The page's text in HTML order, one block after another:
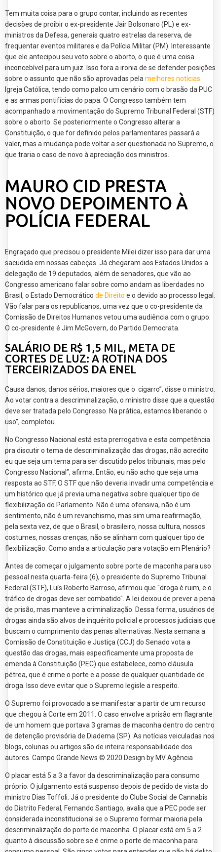
Tem muita coisa para o grupo contar, incluindo as recentes
decisões de proibir o ex-presidente Jair Bolsonaro (PL) e ex-
ministros da Defesa, generais quatro estrelas da reserva, de
frequentar eventos militares e da Polícia Militar (PM). Interessante
que ele antecipou seu voto sobre o aborto, o que é uma coisa
inconcebível para um juiz. Isso fora a ironia de se defender posições
sobre o assunto que não são aprovadas pela melhores notícias
Igreja Católica, tendo como palco um cenário com o brasão da PUC
e as armas pontifícias do papa. O Congresso também tem
acompanhado a movimentação do Supremo Tribunal Federal (STF)
sobre o aborto. Se posteriormente o Congresso alterar a
Constituição, o que for definido pelos parlamentares passará a
valer, mas a mudança pode voltar a ser questionada no Supremo, o
que traria o caso de novo à apreciação dos ministros.
MAURO CID PRESTA
NOVO DEPOIMENTO À
POLÍCIA FEDERAL
Engraçado que precisou o presidente Milei dizer isso para dar uma
sacudida em nossas cabeças. Já chegaram aos Estados Unidos a
delegação de 19 deputados, além de senadores, que vão ao
Congresso americano falar sobre como andam as liberdades no
Brasil, o Estado Democrático de Direito e o devido ao processo legal.
Vão falar para os republicanos, uma vez que o co-presidente da
Comissão de Direitos Humanos vetou uma audiência com o grupo.
O co-presidente é Jim McGovern, do Partido Democrata.
SALÁRIO DE R$ 1,5 MIL, META DE
CORTES DE LUZ: A ROTINA DOS
TERCEIRIZADOS DA ENEL
Causa danos, danos sérios, maiores que o cigarro”, disse o ministro.
Ao votar contra a descriminalização, o ministro disse que a questão
deve ser tratada pelo Congresso. Na prática, estamos liberando o
uso”, completou.
No Congresso Nacional está esta prerrogativa e esta competência
pra discutir o tema de descriminalização das drogas, não acredito
eu que seja um tema para ser discutido pelos tribunais, mas pelo
Congresso Nacional”, afirma. Então, eu não acho que seja uma
resposta ao STF. O STF que não deveria invadir uma competência e
um histórico que já previa uma negativa sobre qualquer tipo de
flexibilização do Parlamento. Não é uma ofensiva, não é um
sentimento, não é um revanchismo, mas sim uma reafirmação,
pela sexta vez, de que o Brasil, o brasileiro, nossa cultura, nossos
costumes, nossas crenças, não se alinham com qualquer tipo de
flexibilização. Como anda a articulação para votação em Plenário?
Antes de começar o julgamento sobre porte de maconha para uso
pessoal nesta quarta-feira (6), o presidente do Supremo Tribunal
Federal (STF), Luís Roberto Barroso, afirmou que "droga é ruim, e o
tráfico de drogas deve ser combatido". A lei deixou de prever a pena
de prisão, mas manteve a criminalização. Dessa forma, usuários de
drogas ainda são alvos de inquérito policial e processos judiciais que
buscam o cumprimento das penas alternativas. Nesta semana a
Comissão de Constituição e Justiça (CCJ) do Senado vota a
questão das drogas, mais especificamente uma proposta de
emenda à Constituição (PEC) que estabelece, como cláusula
pétrea, que é crime o porte e a posse de qualquer quantidade de
droga. Isso deve evitar que o Supremo legisle a respeito.
O Supremo foi provocado a se manifestar a partir de um recurso
que chegou à Corte em 2011. O caso envolve a prisão em flagrante
de um homem que portava 3 gramas de maconha dentro do centro
de detenção provisória de Diadema (SP). As notícias veiculadas nos
blogs, colunas ou artigos são de inteira responsabilidade dos
autores. Campo Grande News © 2020.Design by MV Agência
O placar está 5 a 3 a favor da descriminalização para consumo
próprio. O julgamento está suspenso depois de pedido de vista do
ministro Dias Toffoli. Já o presidente do Clube Social de Cannabis
do Distrito Federal, Fernando Santiago, avalia que a PEC pode ser
considerada inconstitucional se o Supremo formar maioria pela
descriminalização do porte de maconha. O placar está em 5 a 2
quanto à discussão sobre se é crime o porte de maconha para